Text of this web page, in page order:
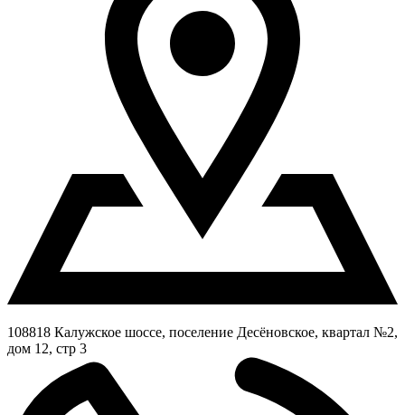
108818 Калужское шоссе, поселение Десёновское, квартал №2,
дом 12, стр 3